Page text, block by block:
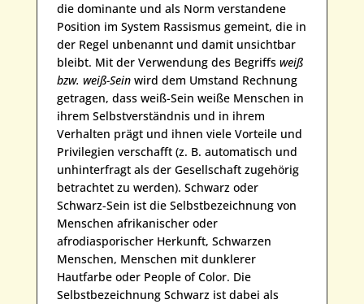
die dominante und als Norm verstandene
Position im System Rassismus gemeint, die in
der Regel unbenannt und damit unsichtbar
bleibt. Mit der Verwendung des Begriffs weiß
bzw. weiß-Seinwird dem Umstand Rechnung
getragen, dass weiß-Sein weiße Menschen in
ihrem Selbstverständnis und in ihrem
Verhalten prägt und ihnen viele Vorteile und
Privilegien verschafft (z. B. automatisch und
unhinterfragt als der Gesellschaft zugehörig
betrachtet zu werden). Schwarz oder
Schwarz-Sein ist die Selbstbezeichnung von
Menschen afrikanischer oder
afrodiasporischer Herkunft, Schwarzen
Menschen, Menschen mit dunklerer
Hautfarbe oder People of Color. Die
Selbstbezeichnung Schwarz ist dabei als